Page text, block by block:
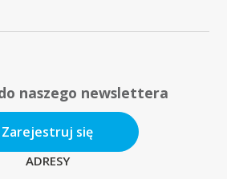
naszego newslettera
Zarejestruj się
ADRESY